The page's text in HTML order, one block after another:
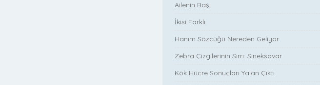
Ailenin Başı
İkisi Farklı
Hanım Sözcüğü Nereden Geliyor
Zebra Çizgilerinin Sırrı: Sineksavar
Kök Hücre Sonuçları Yalan Çıktı